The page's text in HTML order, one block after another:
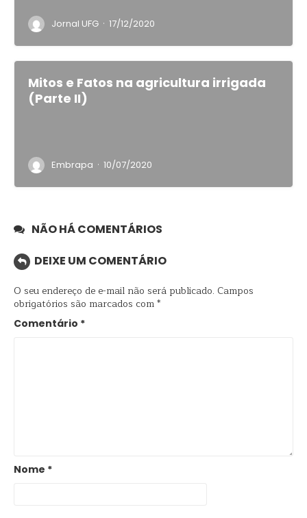
Jornal UFG · 17/12/2020
Mitos e Fatos na agricultura irrigada
(Parte II)
Embrapa · 10/07/2020
NÃO HÁ COMENTÁRIOS
DEIXE UM COMENTÁRIO
O seu endereço de e-mail não será publicado. Campos
obrigatórios são marcados com*
Comentário *
Nome *